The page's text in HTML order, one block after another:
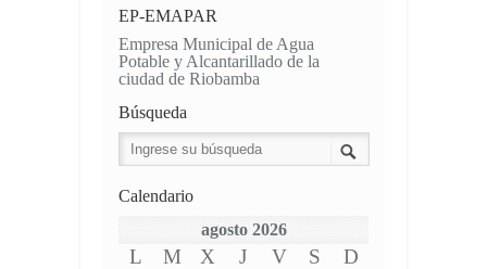
EP-EMAPAR
Empresa Municipal de Agua
Potable y Alcantarillado de la
ciudad de Riobamba
Búsqueda
Calendario
agosto 2026
L M X J V S D